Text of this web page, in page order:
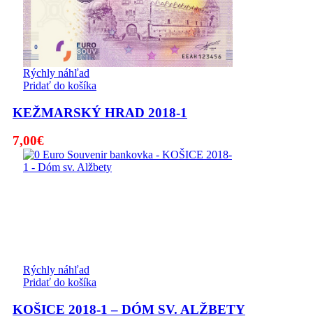
Rýchly náhľad
Pridať do košíka
KEŽMARSKÝ HRAD 2018-1
7,00€
Rýchly náhľad
Pridať do košíka
KOŠICE 2018-1 – DÓM SV. ALŽBETY